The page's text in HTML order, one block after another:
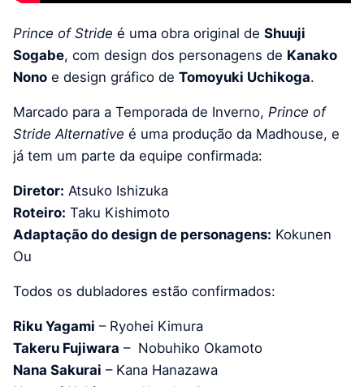
Prince of Stride é uma obra original de Shuuji
Sogabe, com design dos personagens de Kanako
Nono e design gráfico de Tomoyuki Uchikoga.
Marcado para a Temporada de Inverno, Prince of
Stride Alternative é uma produção da Madhouse, e
já tem um parte da equipe confirmada:
Diretor: Atsuko Ishizuka
Roteiro: Taku Kishimoto
Adaptação do design de personagens: Kokunen
Ou
Todos os dubladores estão confirmados:
Riku Yagami – Ryohei Kimura
Takeru Fujiwara – Nobuhiko Okamoto
Nana Sakurai – Kana Hanazawa